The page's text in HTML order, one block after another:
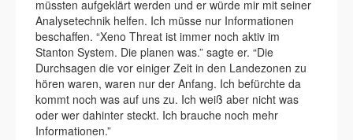
müssten aufgeklärt werden und er würde mir mit seiner
Analysetechnik helfen. Ich müsse nur Informationen
beschaffen. “Xeno Threat ist immer noch aktiv im
Stanton System. Die planen was.” sagte er. “Die
Durchsagen die vor einiger Zeit in den Landezonen zu
hören waren, waren nur der Anfang. Ich befürchte da
kommt noch was auf uns zu. Ich weiß aber nicht was
oder wer dahinter steckt. Ich brauche noch mehr
Informationen.”